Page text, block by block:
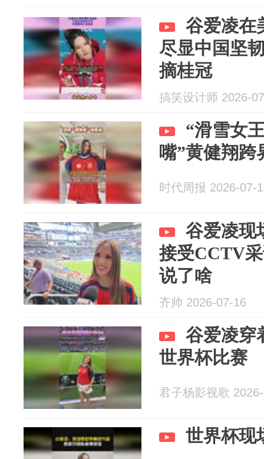
谷爱凌在
尽显中国坚
摘桂冠
搞笑设计师 2026-
“滑雪女
嘴”黄健翔跨
时代周报 2026-07-
谷爱凌现
接受CCTV
说了啥
齐帅 2026-07-16
谷爱凌穿
世界杯比赛
君子杨影视歌
世界杯现